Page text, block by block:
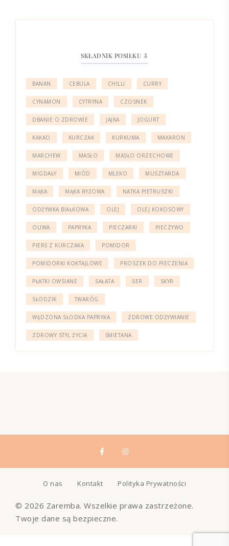
SKŁADNIK POSIŁKU ⇩
BANAN CEBULA CHILLI CURRY
CYNAMON CYTRYNA CZOSNEK
DBANIE O ZDROWIE JAJKA JOGURT
KAKAO KURCZAK KURKUMA MAKARON
MARCHEW MASŁO MASŁO ORZECHOWE
MIGDAŁY MIÓD MLEKO MUSZTARDA
MĄKA MĄKA RYŻOWA NATKA PIETRUSZKI
ODŻYWKA BIAŁKOWA OLEJ OLEJ KOKOSOWY
OLIWA PAPRYKA PIECZARKI PIECZYWO
PIERŚ Z KURCZAKA POMIDOR
POMIDORKI KOKTAJLOWE PROSZEK DO PIECZENIA
PŁATKI OWSIANE SAŁATA SER SKYR
SŁODZIK TWARÓG
WĘDZONA SŁODKA PAPRYKA ZDROWE ODŻYWIANIE
ZDROWY STYL ŻYCIA ŚMIETANA
O nas Kontakt Polityka Prywatności
© 2026 Zaremba. Wszelkie prawa zastrzeżone.
Twoje dane są bezpieczne.